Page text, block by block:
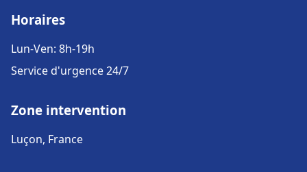
Horaires
Lun-Ven: 8h-19h
Service d'urgence 24/7
Zone intervention
Luçon, France